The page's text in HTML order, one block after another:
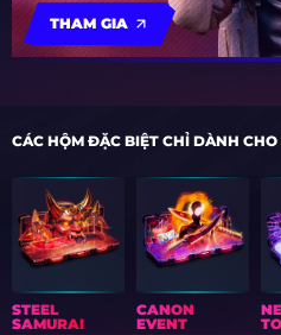
THAM GIA
CÁC HỘM ĐẶC BIỆT CHỈ DÀNH CHO
STEEL
SAMURAI
CANON
EVENT